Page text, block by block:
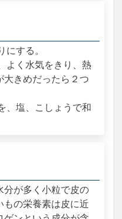
する。
よく水気をきり、熱
大きめだったら２つ
、塩、こしょうで和
分が多く小粒で皮の
もの栄養素は皮に近